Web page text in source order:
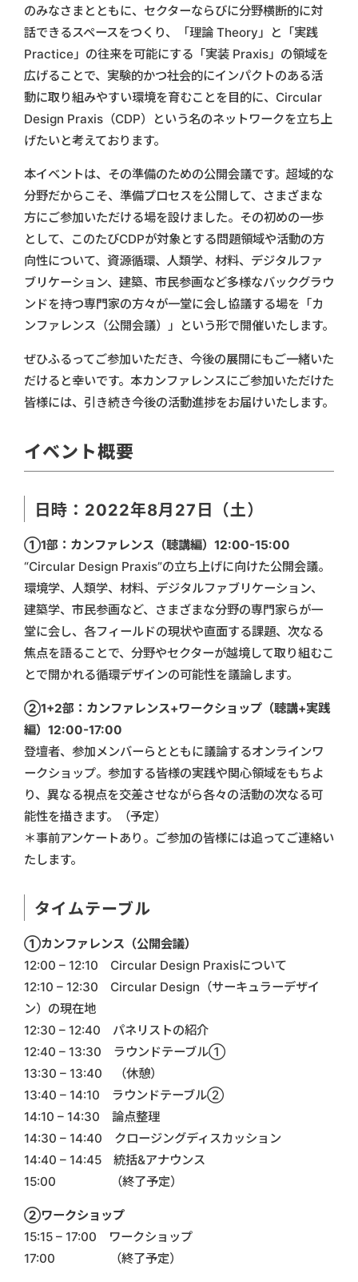
のみなさまとともに、セクターならびに分野横断的に対
話できるスペースをつくり、「理論 Theory」と「実践
Practice」の往来を可能にする「実装 Praxis」の領域を
広げることで、実験的かつ社会的にインパクトのある活
動に取り組みやすい環境を育むことを目的に、Circular
Design Praxis（CDP）という名のネットワークを立ち上
げたいと考えております。
本イベントは、その準備のための公開会議です。超域的な
分野だからこそ、準備プロセスを公開して、さまざまな
方にご参加いただける場を設けました。その初めの一歩
として、このたびCDPが対象とする問題領域や活動の方
向性について、資源循環、人類学、材料、デジタルファ
ブリケーション、建築、市民参画など多様なバックグラウ
ンドを持つ専門家の方々が一堂に会し協議する場を「カ
ンファレンス（公開会議）」という形で開催いたします。
ぜひふるってご参加いただき、今後の展開にもご一緒いた
だけると幸いです。本カンファレンスにご参加いただけた
皆様には、引き続き今後の活動進捗をお届けいたします。
イベント概要
日時：2022年8月27日（土）
①1部：カンファレンス（聴講編）12:00-15:00
“Circular Design Praxis”の立ち上げに向けた公開会議。
環境学、人類学、材料、デジタルファブリケーション、
建築学、市民参画など、さまざまな分野の専門家らが一
堂に会し、各フィールドの現状や直面する課題、次なる
焦点を語ることで、分野やセクターが越境して取り組むこ
とで開かれる循環デザインの可能性を議論します。
②1+2部：カンファレンス+ワークショップ（聴講+実践
編）12:00-17:00
登壇者、参加メンバーらとともに議論するオンラインワ
ークショップ。参加する皆様の実践や関心領域をもちよ
り、異なる視点を交差させながら各々の活動の次なる可
能性を描きます。（予定）
＊事前アンケートあり。ご参加の皆様には追ってご連絡い
たします。
タイムテーブル
①カンファレンス（公開会議）
12:00 – 12:10 Circular Design Praxisについて
12:10 – 12:30 Circular Design（サーキュラーデザイ
ン）の現在地
12:30 – 12:40 パネリストの紹介
12:40 – 13:30 ラウンドテーブル①
13:30 – 13:40 （休憩）
13:40 – 14:10 ラウンドテーブル②
14:10 – 14:30 論点整理
14:30 – 14:40 クロージングディスカッション
14:40 – 14:45 統括&アナウンス
15:00 （終了予定）
②ワークショップ
15:15 – 17:00 ワークショップ
17:00 （終了予定）